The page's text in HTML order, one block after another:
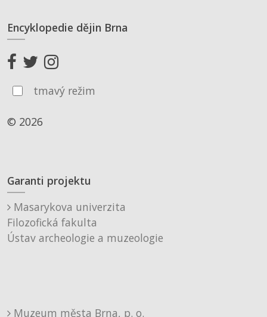
Encyklopedie dějin Brna
tmavý režim
© 2026
Garanti projektu
Masarykova univerzita
Filozofická fakulta
Ústav archeologie a muzeologie
Muzeum města Brna, p. o.